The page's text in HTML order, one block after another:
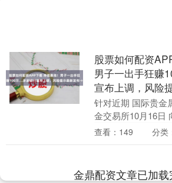
股票如何配资
男子一出手狂赚
宣布上调，风险
针对近期 国际贵金
金交易所10月16日
于做好近期市场风
查看：149 分类
金鼎配资文章已加